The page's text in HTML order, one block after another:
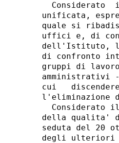
Considerato
unificata,
quale si
uffici e, di
dell'Istituto,
di confronto
gruppi di
cui
l'eliminazione
Considerato
della qualita'
seduta del 20
degli ulteriori